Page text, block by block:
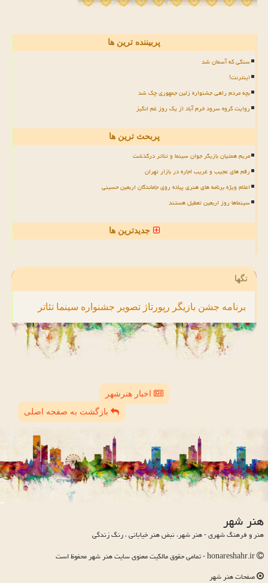
پربیننده ترین ها
سنگی که آسمان شد
اینترنت!
بچه مردم راهی جشنواره زلین جمهوری چک شد
روایت گروه سرود خرم آباد از یک روز غم انگیز
پربحث ترین ها
مریم همتیان بازیگر جوان سینما و تئاتر درگذشت
رقم های عجیب و غریب اجاره در بازار تهران
اعلام ویژه برنامه های هنری پیاده روی جاماندگان اربعین حسینی
سینماها روز اربعین تعطیل هستند
جدیدترین ها
تگها
برنامه جشن بازیگر رپورتاژ تصویر جشنواره سینما تئاتر
اخبار هنرشهر
بازگشت به صفحه اصلی
هنر شهر
هنر و فرهنگ شهری - هنر شهر، نبض هنر خیابانی ، رنگ زندگی
صفحات هنر شهر